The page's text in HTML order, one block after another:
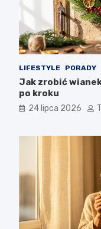
LIFESTYLE PORADY
Jak zrobić
po kroku
24 lipca 2026